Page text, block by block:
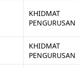
KHIDMAT
PENGURUSAN
KHIDMAT
PENGURUSAN